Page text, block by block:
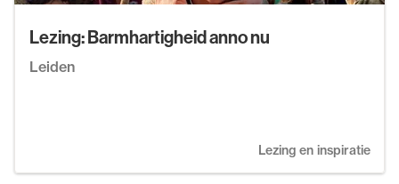
Lezing: Barmhartigheid anno nu
Leiden
Lezing en inspiratie